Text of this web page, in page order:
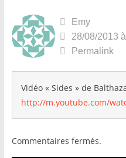
Emy
28/08/2013
Permalink
Vidéo « Sides » de
http://m.youtube.com/
Commentaires fermés.